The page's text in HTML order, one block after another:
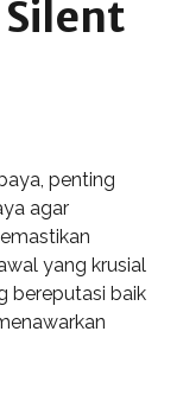
penting
agar
yang krusial
bereputasi baik